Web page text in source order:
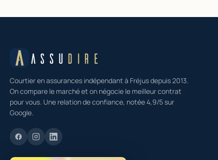
ASSU DIRE
Courtier en assurances indépendant à Fréjus depuis 2013.
On compare le marché et on négocie le meilleur contrat
pour vous. Une relation de confiance, notée 4,9/5 sur
Google.